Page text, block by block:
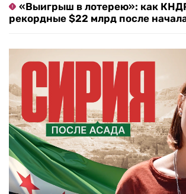
«Выигрыш в лотерею»: как
рекордные $22 млрд после